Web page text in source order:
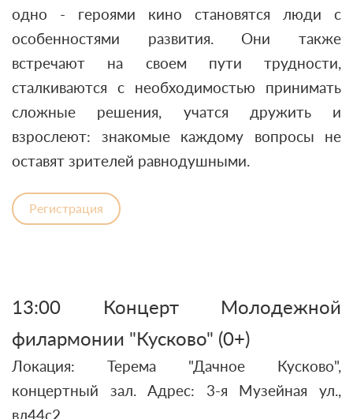
одно - героями кино становятся люди с
особенностями развития. Они также
встречают на своем пути трудности,
сталкиваются с необходимостью принимать
сложные решения, учатся дружить и
взрослеют: знакомые каждому вопросы не
оставят зрителей равнодушными.
Регистрация
13:00 Концерт Молодежной
филармонии "Кусково" (0+)
Локация: Терема "Дачное Кусково",
концертный зал. Адрес: 3-я Музейная ул.,
вл44с2